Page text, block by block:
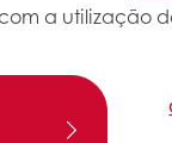
a utilização